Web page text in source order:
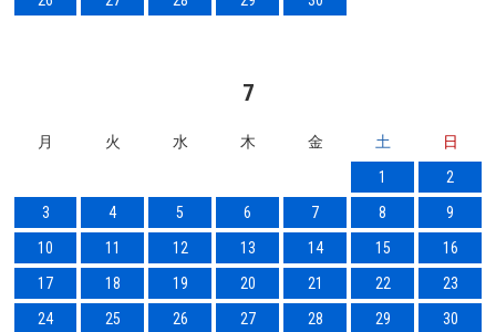
7
月 火 水 木 金 土
日
1
2
3
4 5 6 7 8
9
10
11 12 13 14 15
16
17
18 19 20 21 22
23
24
25 26 27 28 29 30